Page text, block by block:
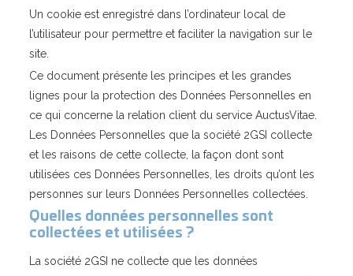
Un cookie est enregistré dans l’ordinateur local de
l’utilisateur pour permettre et faciliter la navigation sur le
site.
Ce document présente les principes et les grandes
lignes pour la protection des Données Personnelles en
ce qui concerne la relation client du service AuctusVitae.
Les Données Personnelles que la société 2GSI collecte
et les raisons de cette collecte, la façon dont sont
utilisées ces Données Personnelles, les droits qu’ont les
personnes sur leurs Données Personnelles collectées.
Quelles données personnelles sont
collectées et utilisées?
La société 2GSI ne collecte que les données